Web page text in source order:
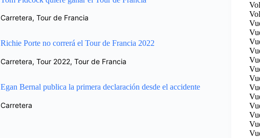
Carretera,Tour de Francia
Richie Porte no correrá el Tour de Francia 2022
Carretera,Tour 2022,Tour de Francia
Egan Bernal publica la primera declaración desde el accidente
Carretera